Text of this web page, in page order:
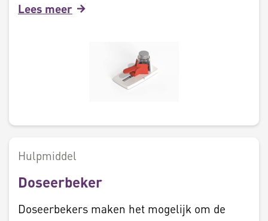
Lees meer
Hulpmiddel
Doseerbeker
Doseerbekers maken het mogelijk om de